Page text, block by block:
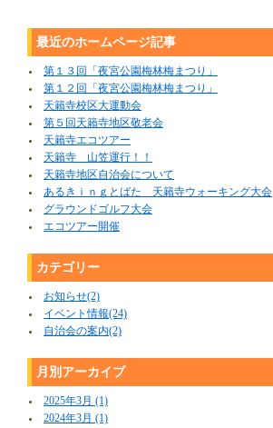
最近のホームページ記事
第１３回「夜宮公園梅林梅まつり」
第１２回「夜宮公園梅林梅まつり」
天籟寺校区大運動会
第５回天籟寺地区敬老会
天籟寺エコツアー
天籟寺 山笠運行！！
天籟寺地区自治会について
あるきｉｎｇとばた 天籟寺ウォーキング大会
グラウンドゴルフ大会
エコツアー開催
カテゴリー
お知らせ(2)
イベント情報(24)
自治会の案内(2)
月別アーカイブ
2025年3月 (1)
2024年3月 (1)